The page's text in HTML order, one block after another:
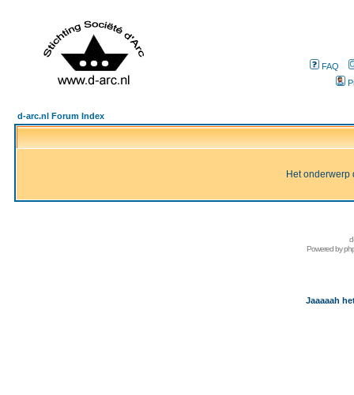
FAQ
d-arc.nl Forum Index
Het onderwerp
Powered by
Jaaaaah